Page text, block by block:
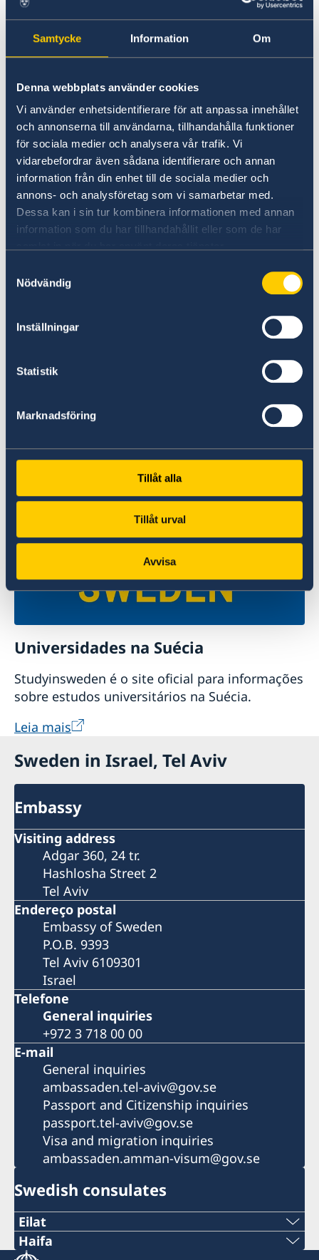
Samtycke Information Om
Denna webbplats använder cookies
Vi använder enhetsidentifierare för att anpassa innehållet
och annonserna till användarna, tillhandahålla funktioner
för sociala medier och analysera vår trafik. Vi
vidarebefordrar även sådana identifierare och annan
information från din enhet till de sociala medier och
annons- och analysföretag som vi samarbetar med.
Dessa kan i sin tur kombinera informationen med annan
information som du har tillhandahållit eller som de har
Nödvändig
Inställningar
Statistik
Marknadsföring
Tillåt alla
Tillåt urval
Avvisa
Suspeita de irregularidades
Se tiver alguma queixa ou suspeitar de crimes
ou irregularidades relacionadas com as
atividades da administração estrangeira, pode
apresentar uma queixa/denuncia ao Ministério
dos Negócios Estrangeiros.
Apresentar uma queixa contra o MNE (em
inglês)
O site oficial para turismo e viagens na Suécia.
Leia mais
Universidades na Suécia
Studyinsweden é o site oficial para informações
sobre estudos universitários na Suécia.
Leia mais
Sweden in Israel, Tel Aviv
Embassy
Visiting address
Adgar 360, 24 tr.
Hashlosha Street 2
Tel Aviv
Endereço postal
Embassy of Sweden
P.O.B. 9393
Tel Aviv 6109301
Israel
Telefone
General inquiries
+972 3 718 00 00
E-mail
General inquiries
ambassaden.tel-aviv@gov.se
Passport and Citizenship inquiries
passport.tel-aviv@gov.se
Visa and migration inquiries
ambassaden.amman-visum@gov.se
Swedish consulates
Eilat
Phone
Haifa